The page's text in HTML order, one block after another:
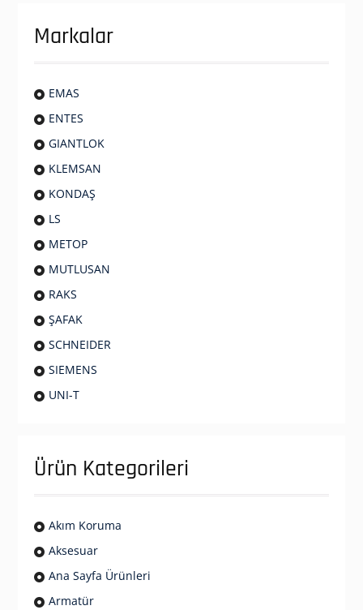
Markalar
EMAS
ENTES
GIANTLOK
KLEMSAN
KONDAŞ
LS
METOP
MUTLUSAN
RAKS
ŞAFAK
SCHNEIDER
SIEMENS
UNI-T
Ürün Kategorileri
Akım Koruma
Aksesuar
Ana Sayfa Ürünleri
Armatür